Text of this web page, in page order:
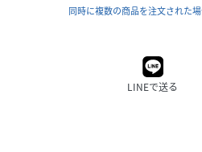
同時に複数の商品を注文された
LINEで送る